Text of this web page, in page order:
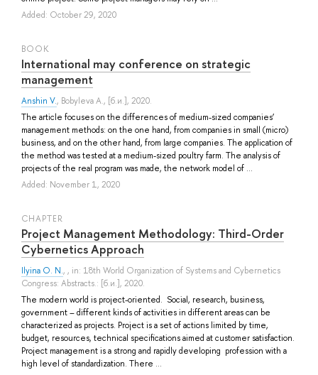
Added: October 29, 2020
BOOK
International may conference on strategic
management
Anshin V., Bobyleva A., [б.и.], 2020.
The article focuses on the differences of medium-sized companies’
management methods: on the one hand, from companies in small (micro)
business, and on the other hand, from large companies. The application of
the method was tested at a medium-sized poultry farm. The analysis of
projects of the real program was made, the network model of ...
Added: November 1, 2020
СHAPTER
Project Management Methodology: Third-Order
Cybernetics Approach
Ilyina O. N., , in: 18th World Organization of Systems and Cybernetics
Congress: Abstracts.: [б.и.], 2020.
The modern world is project-oriented. Social, research, business,
government – different kinds of activities in different areas can be
characterized as projects. Project is a set of actions limited by time,
budget, resources, technical specifications aimed at customer satisfaction.
Project management is a strong and rapidly developing profession with a
high level of standardization. There ...